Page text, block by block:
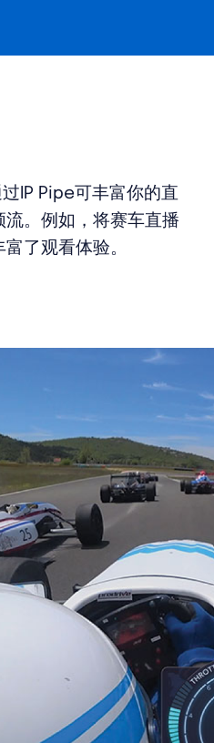
IP Pipe可丰富你的直
。例如，将赛车直播
了观看体验。